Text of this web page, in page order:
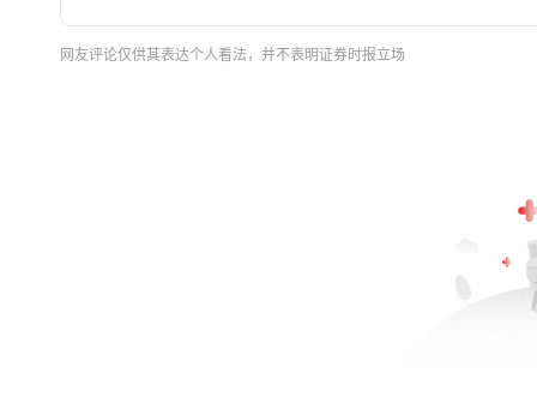
网友评论仅供其表达个人看法，并不表明证券时报立场